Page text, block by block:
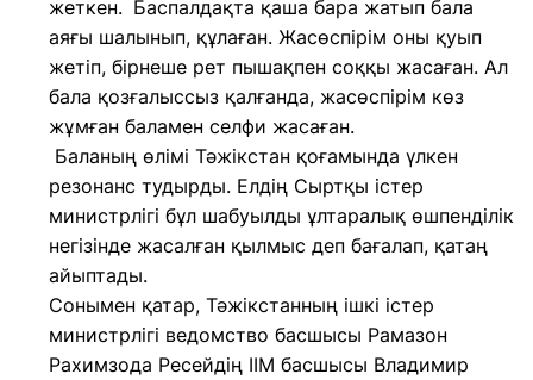
жеткен. Баспалдақта қаша бара жатып бала
аяғы шалынып, құлаған. Жасөспірім оны қуып
жетіп, бірнеше рет пышақпен соққы жасаған. Ал
бала қозғалыссыз қалғанда, жасөспірім көз
жұмған баламен селфи жасаған.
Баланың өлімі Тәжікстан қоғамында үлкен
резонанс тудырды. Елдің Сыртқы істер
министрлігі бұл шабуылды ұлтаралық өшпенділік
негізінде жасалған қылмыс деп бағалап, қатаң
айыптады.
Сонымен қатар, Тәжікстанның ішкі істер
министрлігі ведомство басшысы Рамазон
Рахимзода Ресейдің ІІМ басшысы Владимир